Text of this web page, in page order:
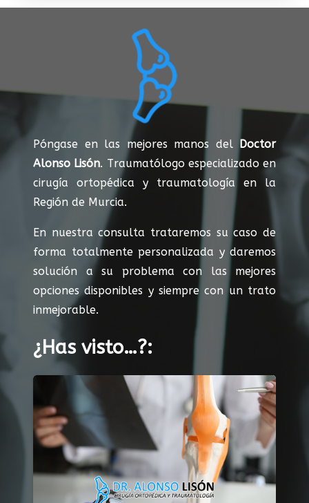
Póngase en las mejores manos del Doctor
Alonso Lisón. Traumatólogo especializado en
cirugía ortopédica y traumatología en la
Región de Murcia.
En nuestra consulta trataremos su caso de
forma totalmente personalizada y daremos
solución a su problema con las mejores
opciones disponibles y siempre con un trato
inmejorable.
¿Has visto…?: